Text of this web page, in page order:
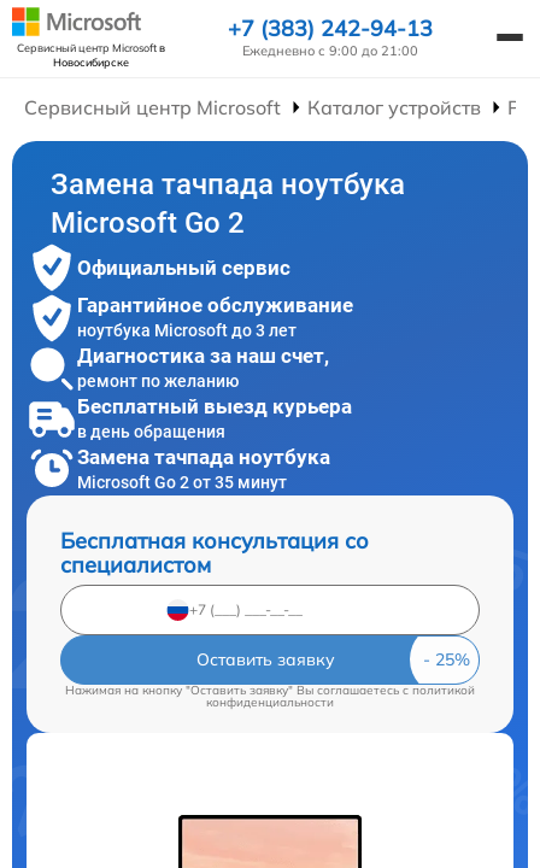
Сервисный центр Microsoftв
Новосибирске
+7 (383) 242-94-13
Ежедневно с 9:00 до 21:00
Сервисный центр Microsoft Каталог устройств
Замена тачпада ноутбука
Microsoft Go 2
Официальный сервис
Гарантийное обслуживание
ноутбука Microsoft до 3 лет
Диагностика за наш счет,
ремонт по желанию
Бесплатный выезд курьера
в день обращения
Замена тачпада ноутбука
Microsoft Go 2 от 35 минут
Бесплатная консультация со
специалистом
Оставить заявку
Нажимая на кнопку "Оставить заявку" Вы соглашаетесь cполитикой
конфиденциальности